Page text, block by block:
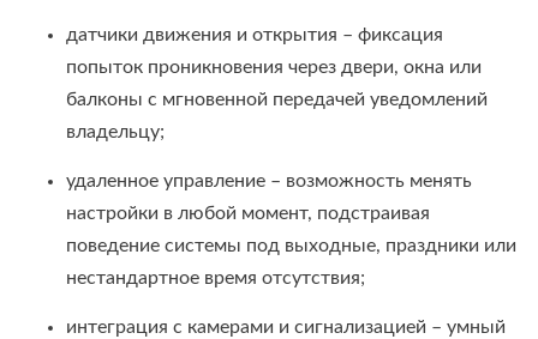
датчики движения и открытия – фиксация
попыток проникновения через двери, окна или
балконы с мгновенной передачей уведомлений
владельцу;
удаленное управление – возможность менять
настройки в любой момент, подстраивая
поведение системы под выходные, праздники или
нестандартное время отсутствия;
интеграция с камерами и сигнализацией – умный